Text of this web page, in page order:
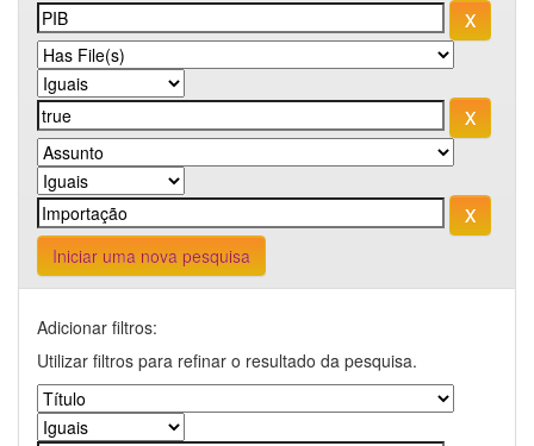
Iniciar uma nova pesquisa
Adicionar filtros:
Utilizar filtros para refinar o resultado da pesquisa.